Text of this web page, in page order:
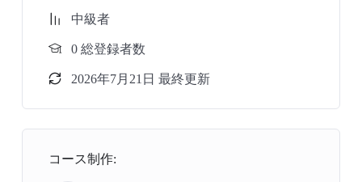
中級者
0 総登録者数
2026年7月21日 最終更新
コース制作: